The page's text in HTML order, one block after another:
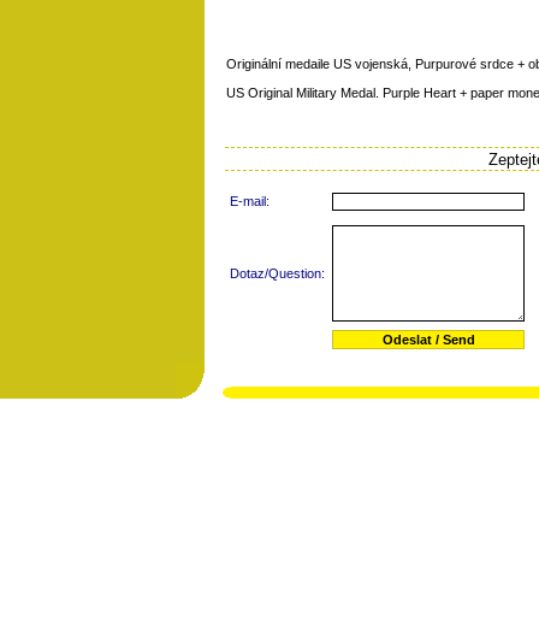
Originální medaile US vojenská, Purpurové srdce +
US Original Military Medal. Purple Heart + paper
E-mail:
Dotaz/Question: